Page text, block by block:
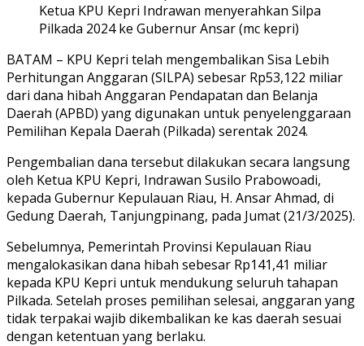
Ketua KPU Kepri Indrawan menyerahkan Silpa
Pilkada 2024 ke Gubernur Ansar (mc kepri)
BATAM – KPU Kepri telah mengembalikan Sisa Lebih
Perhitungan Anggaran (SILPA) sebesar Rp53,122 miliar
dari dana hibah Anggaran Pendapatan dan Belanja
Daerah (APBD) yang digunakan untuk penyelenggaraan
Pemilihan Kepala Daerah (Pilkada) serentak 2024.
Pengembalian dana tersebut dilakukan secara langsung
oleh Ketua KPU Kepri, Indrawan Susilo Prabowoadi,
kepada Gubernur Kepulauan Riau, H. Ansar Ahmad, di
Gedung Daerah, Tanjungpinang, pada Jumat (21/3/2025).
Sebelumnya, Pemerintah Provinsi Kepulauan Riau
mengalokasikan dana hibah sebesar Rp141,41 miliar
kepada KPU Kepri untuk mendukung seluruh tahapan
Pilkada. Setelah proses pemilihan selesai, anggaran yang
tidak terpakai wajib dikembalikan ke kas daerah sesuai
dengan ketentuan yang berlaku.